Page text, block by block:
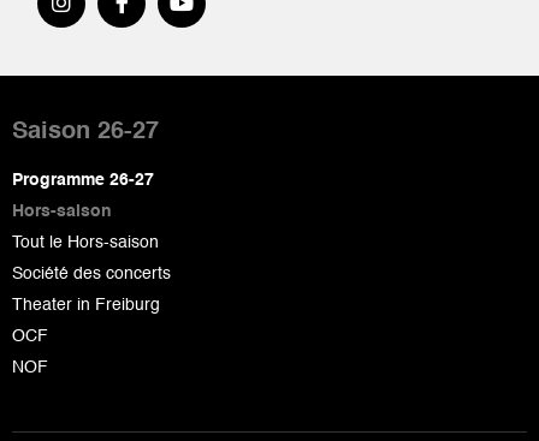
de
page
Saison 26-27
Programme 26-27
Hors-saison
Tout le Hors-saison
Société des concerts
Theater in Freiburg
OCF
NOF